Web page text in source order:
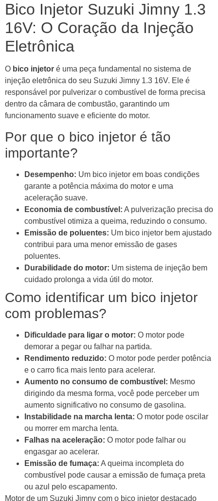
Bico Injetor Suzuki Jimny 1.3
16V: O Coração da Injeção
Eletrônica
O bico injetor é uma peça fundamental no sistema de
injeção eletrônica do seu Suzuki Jimny 1.3 16V. Ele é
responsável por pulverizar o combustível de forma precisa
dentro da câmara de combustão, garantindo um
funcionamento suave e eficiente do motor.
Por que o bico injetor é tão
importante?
Desempenho: Um bico injetor em boas condições
garante a potência máxima do motor e uma
aceleração suave.
Economia de combustível: A pulverização precisa do
combustível otimiza a queima, reduzindo o consumo.
Emissão de poluentes: Um bico injetor bem ajustado
contribui para uma menor emissão de gases
poluentes.
Durabilidade do motor: Um sistema de injeção bem
cuidado prolonga a vida útil do motor.
Como identificar um bico injetor
com problemas?
Dificuldade para ligar o motor: O motor pode
demorar a pegar ou falhar na partida.
Rendimento reduzido: O motor pode perder potência
e o carro fica mais lento para acelerar.
Aumento no consumo de combustível: Mesmo
dirigindo da mesma forma, você pode perceber um
aumento significativo no consumo de gasolina.
Instabilidade na marcha lenta: O motor pode oscilar
ou morrer em marcha lenta.
Falhas na aceleração: O motor pode falhar ou
engasgar ao acelerar.
Emissão de fumaça: A queima incompleta do
combustível pode causar a emissão de fumaça preta
ou azul pelo escapamento.
Motor de um Suzuki Jimny com o bico injetor destacado